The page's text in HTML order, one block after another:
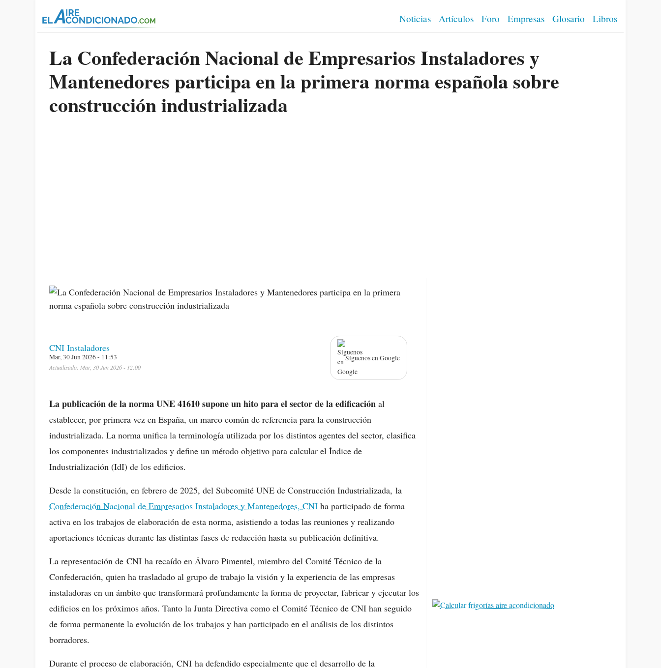
Noticias Artículos Foro Empresas Glosario Libros
La Confederación Nacional de Empresarios Instaladores y
Mantenedores participa en la primera norma española sobre
construcción industrializada
CNI Instaladores
Mar, 30 Jun 2026 - 11:53
Actualizado: Mar, 30 Jun 2026 - 12:00
Síguenos en Google
La publicación de la norma UNE 41610 supone un hito para el sector de la edificación al
establecer, por primera vez en España, un marco común de referencia para la construcción
industrializada. La norma unifica la terminología utilizada por los distintos agentes del sector, clasifica
los componentes industrializados y define un método objetivo para calcular el Índice de
Industrialización (IdI) de los edificios.
Desde la constitución, en febrero de 2025, del Subcomité UNE de Construcción Industrializada, la
Confederación Nacional de Empresarios Instaladores y Mantenedores, CNI ha participado de forma
activa en los trabajos de elaboración de esta norma, asistiendo a todas las reuniones y realizando
aportaciones técnicas durante las distintas fases de redacción hasta su publicación definitiva.
La representación de CNI ha recaído en Álvaro Pimentel, miembro del Comité Técnico de la
Confederación, quien ha trasladado al grupo de trabajo la visión y la experiencia de las empresas
instaladoras en un ámbito que transformará profundamente la forma de proyectar, fabricar y ejecutar los
edificios en los próximos años. Tanto la Junta Directiva como el Comité Técnico de CNI han seguido
de forma permanente la evolución de los trabajos y han participado en el análisis de los distintos
borradores.
Durante el proceso de elaboración, CNI ha defendido especialmente que el desarrollo de la